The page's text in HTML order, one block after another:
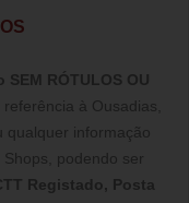
SEM RÓTULOS OU
referência à Ousadias,
qualquer informação
podendo ser
Registado, Posta